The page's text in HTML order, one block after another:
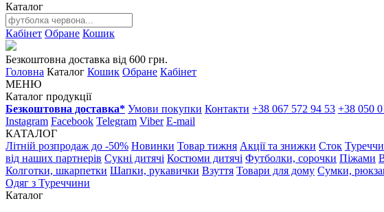
Каталог
Кабінет Обране Кошик
Безкоштовна доставка від 600 грн.
Головна Каталог Кошик Обране Кабінет
МЕНЮ
Каталог продукції
Безкоштовна доставка* Умови покупки Контакти +38 067 572 94 53 +38 050
Instagram Facebook Telegram Viber E-mail
КАТАЛОГ
Літній розпродаж до -50% Новинки Товар тижня Акції та знижки Сток
від наших партнерів Сукні дитячі Костюми дитячі Футболки, сорочки Піжами
Колготки, шкарпетки Шапки, рукавички Взуття Товари для дому Сумки,
Одяг з Туреччини
Каталог